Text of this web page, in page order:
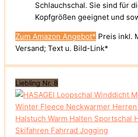
Schlauchschal. Sie sind für
Kopfgrößen geeignet und
Zum Amazon Angebot* Preis inkl.
Versand; Text u. Bild-Link*
Liebling Nr. 8